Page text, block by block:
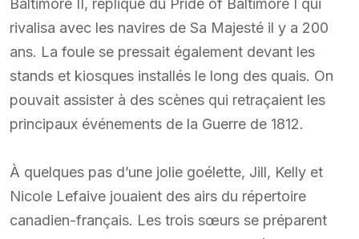
rivalisa avec les navires de Sa Majesté il y a 200
ans. La foule se pressait également devant les
stands et kiosques installés le long des quais. On
pouvait assister à des scènes qui retraçaient les
principaux événements de la Guerre de 1812.
À quelques pas d’une jolie goélette, Jill, Kelly et
Nicole Lefaive jouaient des airs du répertoire
canadien-français. Les trois sœurs se préparent